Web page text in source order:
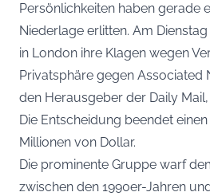
Persönlichkeiten haben gerade
Niederlage erlitten. Am
in London ihre Klagen wegen
Privatsphäre gegen Associated
den Herausgeber der Daily Mail,
Die Entscheidung beendet
Millionen von Dollar.
Die prominente Gruppe warf
zwischen den 1990er-Jahren